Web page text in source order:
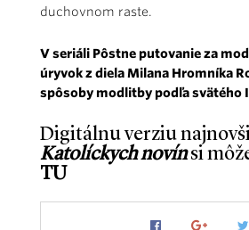
duchovnom raste.
V seriáli Pôstne putovanie za
úryvok z diela Milana Hromníka
spôsoby modlitby podľa svätého
Digitálnu verziu
Katolíckych novínsi
TU